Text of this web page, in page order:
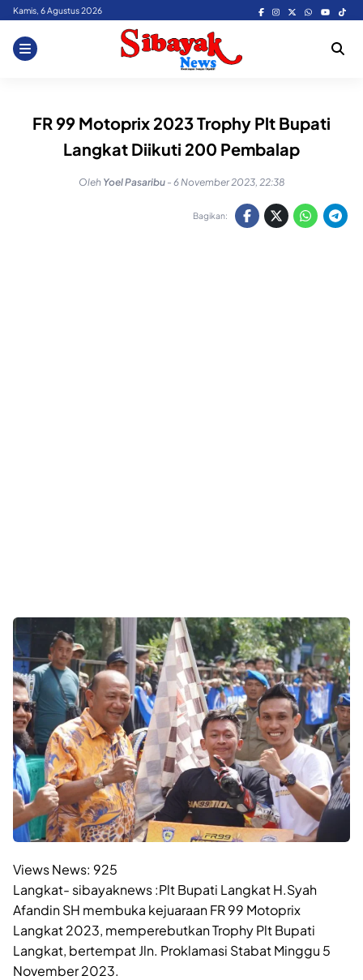
Skip
content
Kamis, 6 Agustus 2026
FR 99 Motoprix 2023 Trophy Plt Bupati
Langkat Diikuti 200 Pembalap
Oleh Yoel Pasaribu - 6 November 2023, 22:38
Bagikan:
Views News: 925
Langkat- sibayaknews :Plt Bupati Langkat H.Syah
Afandin SH membuka kejuaraan FR 99 Motoprix
Langkat 2023, memperebutkan Trophy Plt Bupati
Langkat, bertempat Jln. Proklamasi Stabat Minggu 5
November 2023.